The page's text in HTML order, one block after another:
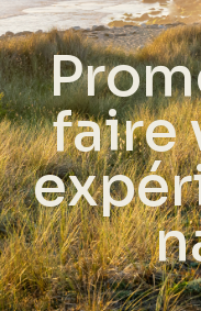
faire